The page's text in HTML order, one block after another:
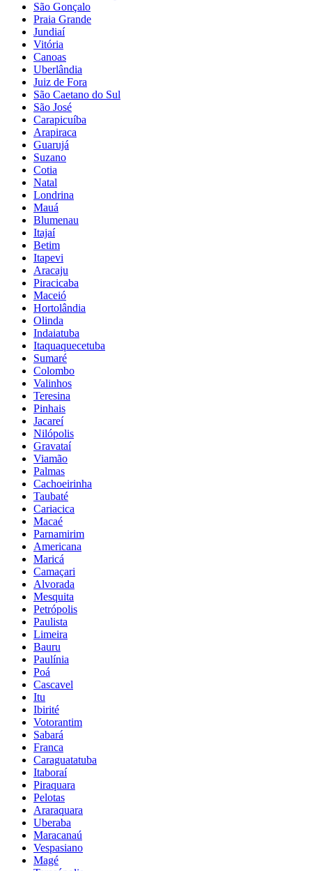
São Gonçalo
Praia Grande
Jundiaí
Vitória
Canoas
Uberlândia
Juiz de Fora
São Caetano do Sul
São José
Carapicuíba
Arapiraca
Guarujá
Suzano
Cotia
Natal
Londrina
Mauá
Blumenau
Itajaí
Betim
Itapevi
Aracaju
Piracicaba
Maceió
Hortolândia
Olinda
Indaiatuba
Itaquaquecetuba
Sumaré
Colombo
Valinhos
Teresina
Pinhais
Jacareí
Nilópolis
Gravataí
Viamão
Palmas
Cachoeirinha
Taubaté
Cariacica
Macaé
Parnamirim
Americana
Maricá
Camaçari
Alvorada
Mesquita
Petrópolis
Paulista
Limeira
Bauru
Paulínia
Poá
Cascavel
Itu
Ibirité
Votorantim
Sabará
Franca
Caraguatatuba
Itaboraí
Piraquara
Pelotas
Araraquara
Uberaba
Maracanaú
Vespasiano
Magé